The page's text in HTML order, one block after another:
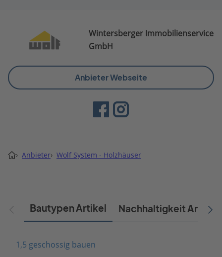
Wintersberger Immobilienservice
GmbH
Anbieter Webseite
› Anbieter› Wolf System - Holzhäuser
Bautypen Artikel Nachhaltigkeit Artikel
1,5 geschossig bauen